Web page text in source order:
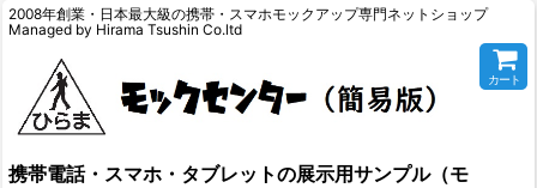
2008年創業・日本最大級の携帯・スマホモックアップ専門ネットショップ
Managed by Hirama Tsushin Co.ltd
携帯電話・スマホ・タブレットの展示用サンプル（モ
カート